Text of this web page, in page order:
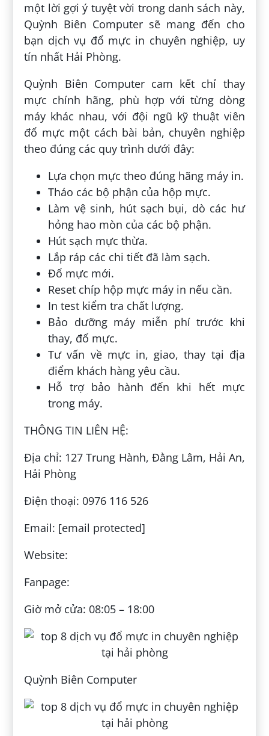
một lời gợi ý tuyệt vời trong danh sách này,
Quỳnh Biên Computer sẽ mang đến cho
bạn dịch vụ đổ mực in chuyên nghiệp, uy
tín nhất Hải Phòng.
Quỳnh Biên Computer cam kết chỉ thay
mực chính hãng, phù hợp với từng dòng
máy khác nhau, với đội ngũ kỹ thuật viên
đổ mực một cách bài bản, chuyên nghiệp
theo đúng các quy trình dưới đây:
Lựa chọn mực theo đúng hãng máy in.
Tháo các bộ phận của hộp mực.
Làm vệ sinh, hút sạch bụi, dò các hư
hỏng hao mòn của các bộ phận.
Hút sạch mực thừa.
Lắp ráp các chi tiết đã làm sạch.
Đổ mực mới.
Reset chíp hộp mực máy in nếu cần.
In test kiểm tra chất lượng.
Bảo dưỡng máy miễn phí trước khi
thay, đổ mực.
Tư vấn về mực in, giao, thay tại địa
điểm khách hàng yêu cầu.
Hỗ trợ bảo hành đến khi hết mực
trong máy.
THÔNG TIN LIÊN HỆ:
Địa chỉ: 127 Trung Hành, Đằng Lâm, Hải An,
Hải Phòng
Điện thoại: 0976 116 526
Email: [email protected]
Website:
Fanpage:
Giờ mở cửa: 08:05 – 18:00
Quỳnh Biên Computer